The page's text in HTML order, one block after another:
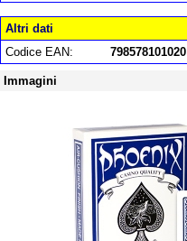
Altri dati
Codice EAN:
798578101020
Immagini